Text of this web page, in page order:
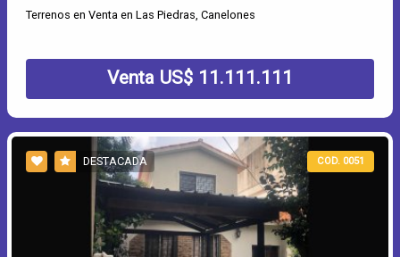
Terrenos en Venta en Las Piedras, Canelones
Venta US$ 11.111.111
DESTACADA COD. 0051